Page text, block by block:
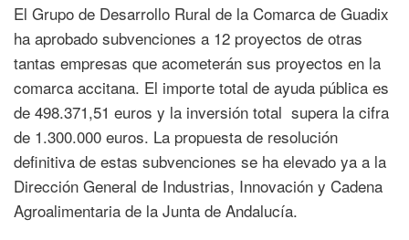
El Grupo de Desarrollo Rural de la Comarca de Guadix
ha aprobado subvenciones a 12 proyectos de otras
tantas empresas que acometerán sus proyectos en la
comarca accitana. El importe total de ayuda pública es
de 498.371,51 euros y la inversión total supera la cifra
de 1.300.000 euros. La propuesta de resolución
definitiva de estas subvenciones se ha elevado ya a la
Dirección General de Industrias, Innovación y Cadena
Agroalimentaria de la Junta de Andalucía.